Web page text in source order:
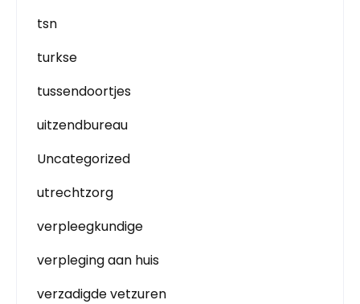
tsn
turkse
tussendoortjes
uitzendbureau
Uncategorized
utrechtzorg
verpleegkundige
verpleging aan huis
verzadigde vetzuren